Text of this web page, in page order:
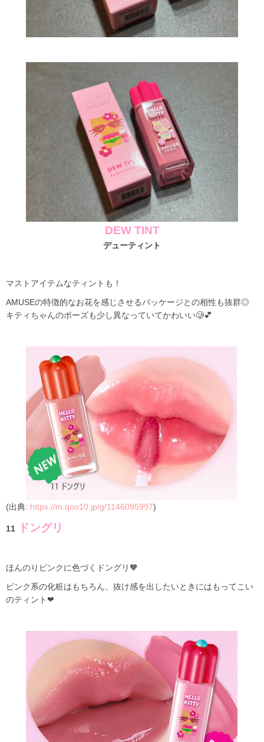
DEW TINT
デューティント
マストアイテムなティントも！
AMUSEの特徴的なお花を感じさせるパッケージとの相性も抜群◎
キティちゃんのポーズも少し異なっていてかわいい🥲💕
(出典: https://m.qoo10.jp/g/1146095997)
11 ドングリ
ほんのりピンクに色づくドングリ🧡
ピンク系の化粧はもちろん、抜け感を出したいときにはもってこい
のティント❤